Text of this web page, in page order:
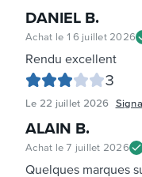
DANIEL B.
Achat le 16 juillet 2026
Rendu excellent
3
Le 22 juillet 2026
ALAIN B.
Achat le 7 juillet 2026
Quelques marques